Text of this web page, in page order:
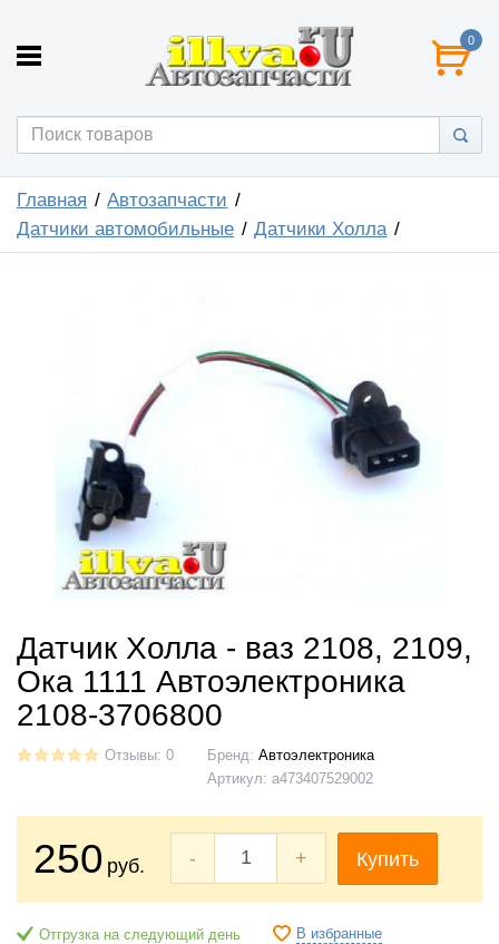
0
Главная
Автозапчасти
Датчики автомобильные
Датчики Холла
Датчик Холла - ваз 2108, 2109,
Ока 1111 Автоэлектроника
2108-3706800
Отзывы: 0 Бренд: Автоэлектроника
Артикул: а473407529002
250 руб. - + Купить
Отгрузка на следующий день В избранные